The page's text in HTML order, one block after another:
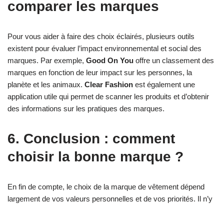
comparer les marques
Pour vous aider à faire des choix éclairés, plusieurs outils
existent pour évaluer l’impact environnemental et social des
marques. Par exemple, Good On You offre un classement des
marques en fonction de leur impact sur les personnes, la
planète et les animaux. Clear Fashion est également une
application utile qui permet de scanner les produits et d’obtenir
des informations sur les pratiques des marques.
6. Conclusion : comment
choisir la bonne marque ?
En fin de compte, le choix de la marque de vêtement dépend
largement de vos valeurs personnelles et de vos priorités. Il n’y